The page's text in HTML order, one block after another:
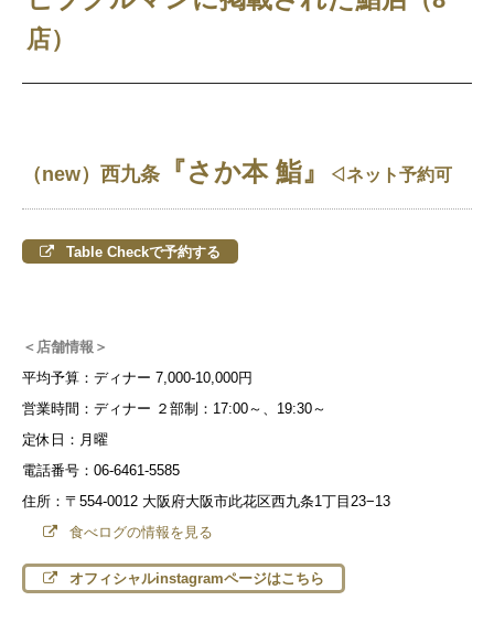
店）
（new）西九条 『さか本 鮨』 ◁ネット予約可
Table Checkで予約する
＜店舗情報＞
平均予算：ディナー 7,000-10,000円
営業時間：ディナー ２部制：17:00～、19:30～
定休日：月曜
電話番号：06-6461-5585
住所：〒554-0012 大阪府大阪市此花区西九条1丁目23−13
食べログの情報を見る
オフィシャルinstagramページはこちら